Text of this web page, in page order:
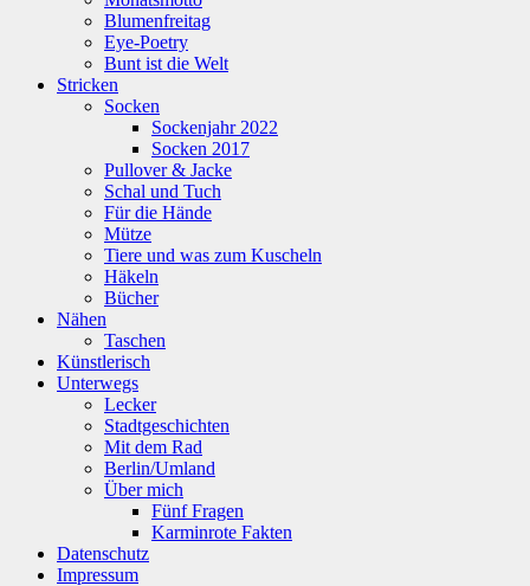
Blumenfreitag
Eye-Poetry
Bunt ist die Welt
Stricken
Socken
Sockenjahr 2022
Socken 2017
Pullover & Jacke
Schal und Tuch
Für die Hände
Mütze
Tiere und was zum Kuscheln
Häkeln
Bücher
Nähen
Taschen
Künstlerisch
Unterwegs
Lecker
Stadtgeschichten
Mit dem Rad
Berlin/Umland
Über mich
Fünf Fragen
Karminrote Fakten
Datenschutz
Impressum